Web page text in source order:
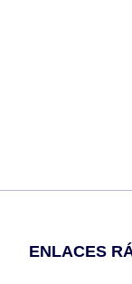
ENLACES